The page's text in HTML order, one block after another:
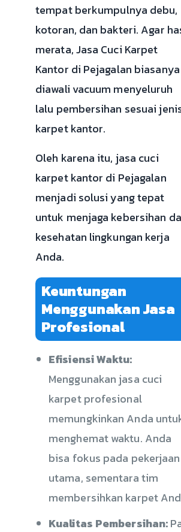
tempat berkumpulnya debu,
kotoran, dan bakteri. Agar
merata, Jasa Cuci Karpet
Kantor di Pejagalan biasanya
diawali vacuum menyeluruh
lalu pembersihan sesuai
karpet kantor.
Oleh karena itu, jasa cuci
karpet kantor di Pejagalan
menjadi solusi yang tepat
untuk menjaga kebersihan
kesehatan lingkungan kerja
Anda.
Keuntungan
Menggunakan Jasa
Profesional
Efisiensi Waktu:
Menggunakan jasa cuci
karpet profesional
memungkinkan Anda
menghemat waktu. Anda
bisa fokus pada pekerjaan
utama, sementara tim
membersihkan karpet
Kualitas Pembersihan: